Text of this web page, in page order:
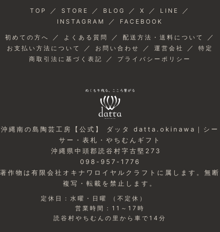
TOP ／ STORE ／ BLOG ／ X ／ LINE ／
INSTAGRAM ／ FACEBOOK
初めての方へ ／ よくある質問 ／ 配送方法・送料について ／
お支払い方法について ／ お問い合わせ ／ 運営会社 ／ 特定
商取引法に基づく表記
／ プライバシーポリシー
沖縄南の島陶芸工房【公式】 ダッタ datta.okinawa｜シー
サー・表札・やちむんギフト
沖縄県中頭郡読谷村字古堅273
098-957-1776
著作物は有限会社オキナワロイヤルクラフトに属します。無断
複写・転載を禁止します。
定休日：水曜・日曜 （不定休）
営業時間：11～17時
読谷村やちむんの里から車で14分